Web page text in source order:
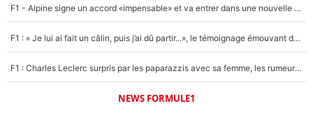
F1 - Alpine signe un accord «impensable» et va entrer dans une nouvelle dimension : Grande nouvelle pour Pierre Gasly !
F1 : « Je lui ai fait un câlin, puis j’ai dû partir...», le témoignage émouvant de Max Verstappen sur sa fille
F1 : Charles Leclerc surpris par les paparazzis avec sa femme, les rumeurs étaient vraies !
NEWS FORMULE1